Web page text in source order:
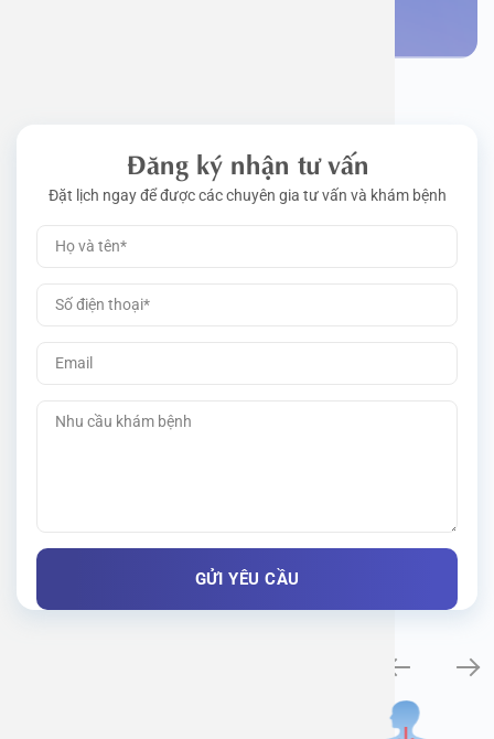
Đăng ký nhận tư vấn
Đặt lịch ngay để được các chuyên gia tư vấn và khám bệnh